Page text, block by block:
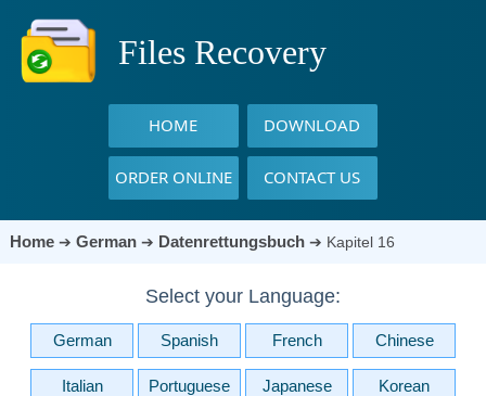
Files Recovery
HOME DOWNLOAD
ORDER ONLINE CONTACT US
Home➔ German ➔ Datenrettungsbuch➔ Kapitel 16
Select your Language:
German Spanish French Chinese
Italian Portuguese Japanese Korean